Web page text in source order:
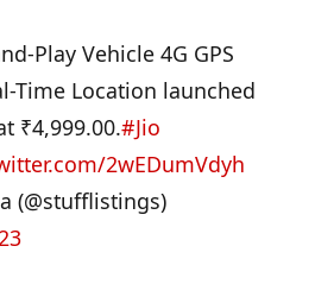
Play Vehicle 4G GPS
Time Location launched
₹4,999.00.#Jio
2wEDumVdyh
(@stufflistings)